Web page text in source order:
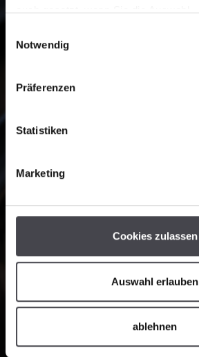
auch gesetzt, wenn Sie die Auswahl
Notwendig
Präferenzen
Statistiken
Marketing
Cookies zulassen
Auswahl erlauben
ablehnen